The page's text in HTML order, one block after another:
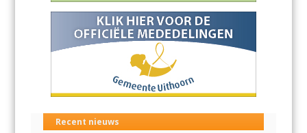
Recent nieuws